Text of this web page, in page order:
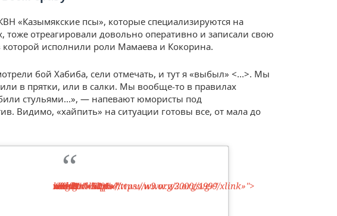
«Казымякские псы», которые специализируются на
тоже отреагировали довольно оперативно и записали свою
которой исполнили роли Мамаева и Кокорина.
бой Хабиба, сели отмечать, и тут я «выбыл» <...>. Мы
в прятки, или в салки. Мы вообще-то в правилах
стульями...», — напевают юмористы под
Видимо, «хайпить» на ситуации готовы все, от мала до
<svg width="«50px»" height="«50px»" viewbox="«0" 0="" 60="" 60»="" version="«1.1»" xmlns="«https://www.w3.org/2000/svg»" xmlns:xlink="«https://www.w3.org/1999/xlink»">